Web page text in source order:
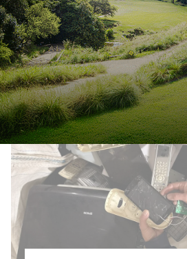
Córdoba cuenta
aéreas distribuidas
estratégicamente
incendios